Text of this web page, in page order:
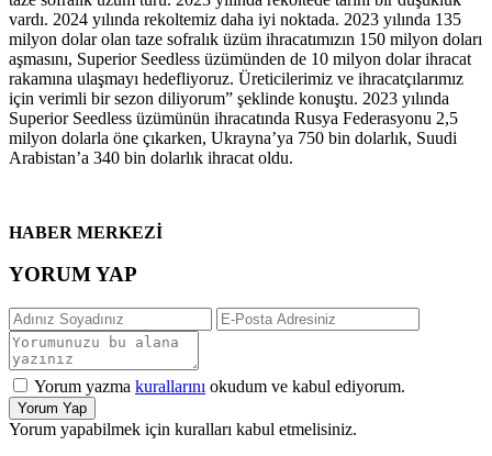
vardı. 2024 yılında rekoltemiz daha iyi noktada. 2023 yılında 135
milyon dolar olan taze sofralık üzüm ihracatımızın 150 milyon doları
aşmasını, Superior Seedless üzümünden de 10 milyon dolar ihracat
rakamına ulaşmayı hedefliyoruz. Üreticilerimiz ve ihracatçılarımız
için verimli bir sezon diliyorum” şeklinde konuştu. 2023 yılında
Superior Seedless üzümünün ihracatında Rusya Federasyonu 2,5
milyon dolarla öne çıkarken, Ukrayna’ya 750 bin dolarlık, Suudi
Arabistan’a 340 bin dolarlık ihracat oldu.
HABER MERKEZİ
YORUM YAP
Yorum yazma kurallarını okudum ve kabul ediyorum.
Yorum Yap
Yorum yapabilmek için kuralları kabul etmelisiniz.